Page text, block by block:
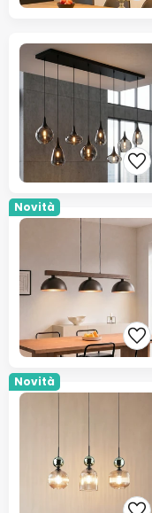
Novità
Novità